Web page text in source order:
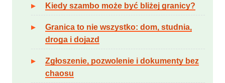
Kiedy szambo może być bliżej granicy?
Granica to nie wszystko: dom, studnia,
droga i dojazd
Zgłoszenie, pozwolenie i dokumenty bez
chaosu